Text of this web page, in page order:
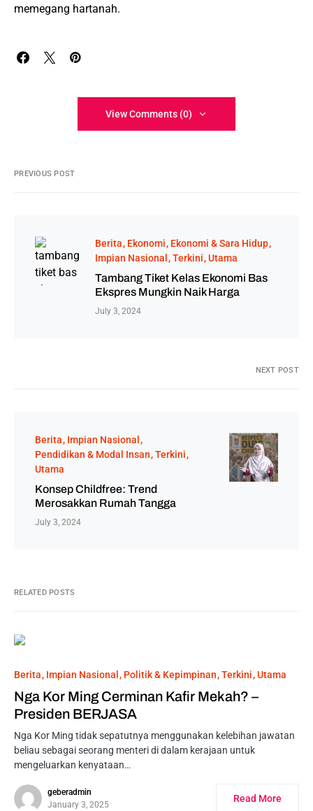
memegang hartanah.
View Comments (0)
PREVIOUS POST
Berita Ekonomi Ekonomi & Sara Hidup
Impian Nasional
Terkini Utama
Tambang Tiket Kelas Ekonomi Bas
Ekspres Mungkin Naik Harga
July 3, 2024
NEXT POST
Berita Impian Nasional
Pendidikan & Modal Insan Terkini
Utama
Konsep Childfree: Trend
Merosakkan Rumah Tangga
July 3, 2024
RELATED POSTS
Berita Impian Nasional Politik & Kepimpinan Terkini Utama
Nga Kor Ming Cerminan Kafir Mekah? –
Presiden BERJASA
Nga Kor Ming tidak sepatutnya menggunakan kelebihan jawatan
beliau sebagai seorang menteri di dalam kerajaan untuk
mengeluarkan kenyataan…
geberadmin
January 3, 2025
Read More